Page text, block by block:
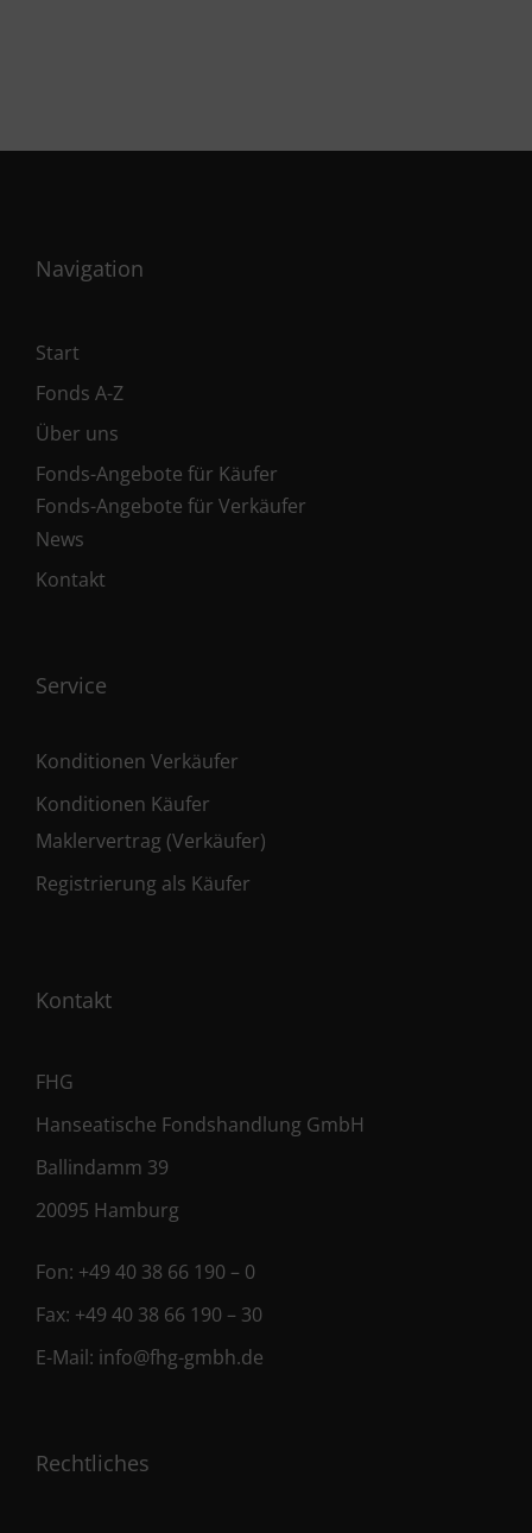
Navigation
Start
Fonds A-Z
Über uns
Fonds-Angebote für Käufer
Fonds-Angebote für Verkäufer
News
Kontakt
Service
Konditionen Verkäufer
Konditionen Käufer
Maklervertrag (Verkäufer)
Registrierung als Käufer
Kontakt
FHG
Hanseatische Fondshandlung GmbH
Ballindamm 39
20095 Hamburg
Fon: +49 40 38 66 190 – 0
Fax: +49 40 38 66 190 – 30
E-Mail: info@fhg-gmbh.de
Rechtliches